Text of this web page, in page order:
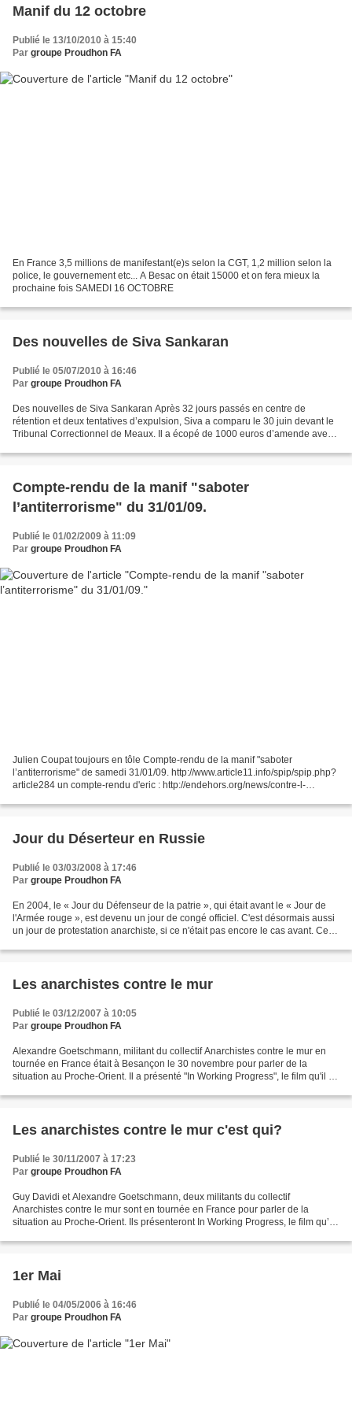
Manif du 12 octobre
Publié le 13/10/2010 à 15:40
Par groupe Proudhon FA
En France 3,5 millions de manifestant(e)s selon la CGT, 1,2 million selon la
police, le gouvernement etc... A Besac on était 15000 et on fera mieux la
prochaine fois SAMEDI 16 OCTOBRE
Des nouvelles de Siva Sankaran
Publié le 05/07/2010 à 16:46
Par groupe Proudhon FA
Des nouvelles de Siva Sankaran Après 32 jours passés en centre de
rétention et deux tentatives d’expulsion, Siva a comparu le 30 juin devant le
Tribunal Correctionnel de Meaux. Il a écopé de 1000 euros d’amende avec
Compte-rendu de la manif "saboter
l’antiterrorisme" du 31/01/09.
Publié le 01/02/2009 à 11:09
Par groupe Proudhon FA
Julien Coupat toujours en tôle Compte-rendu de la manif "saboter
l’antiterrorisme" de samedi 31/01/09. http://www.article11.info/spip/spip.php?
article284 un compte-rendu d'eric : http://endehors.org/news/contre-l-
Jour du Déserteur en Russie
Publié le 03/03/2008 à 17:46
Par groupe Proudhon FA
En 2004, le « Jour du Défenseur de la patrie », qui était avant le « Jour de
l'Armée rouge », est devenu un jour de congé officiel. C'est désormais aussi
un jour de protestation anarchiste, si ce n'était pas encore le cas avant. Cette
Les anarchistes contre le mur
Publié le 03/12/2007 à 10:05
Par groupe Proudhon FA
Alexandre Goetschmann, militant du collectif Anarchistes contre le mur en
tournée en France était à Besançon le 30 novembre pour parler de la
situation au Proche-Orient. Il a présenté "In Working Progress", le film qu'il a
Les anarchistes contre le mur c'est qui?
Publié le 30/11/2007 à 17:23
Par groupe Proudhon FA
Guy Davidi et Alexandre Goetschmann, deux militants du collectif
Anarchistes contre le mur sont en tournée en France pour parler de la
situation au Proche-Orient. Ils présenteront In Working Progress, le film qu’ils
1er Mai
Publié le 04/05/2006 à 16:46
Par groupe Proudhon FA